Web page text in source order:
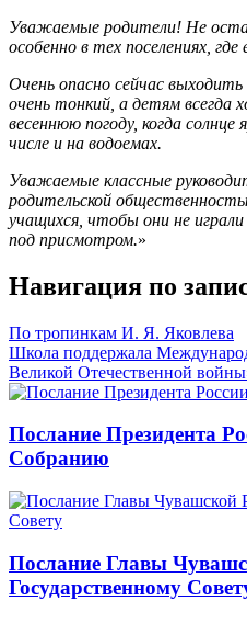
Уважаемые родители! Не
особенно в тех поселениях,
Очень опасно сейчас выходить
очень тонкий, а детям всегда
весеннюю погоду, когда
числе и на водоемах.
Уважаемые классные
родительской
учащихся, чтобы они не играли
под присмотром.»
Навигация по
По тропинкам И. Я. Яковлева
Школа поддержала
Великой Отечественной
Послание Президента
Собранию
Послание Главы
Государственному